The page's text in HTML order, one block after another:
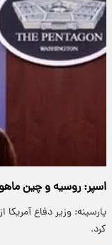
اسپر: روسیه و چین
پارسینه: وزیر دفاع
کرد.